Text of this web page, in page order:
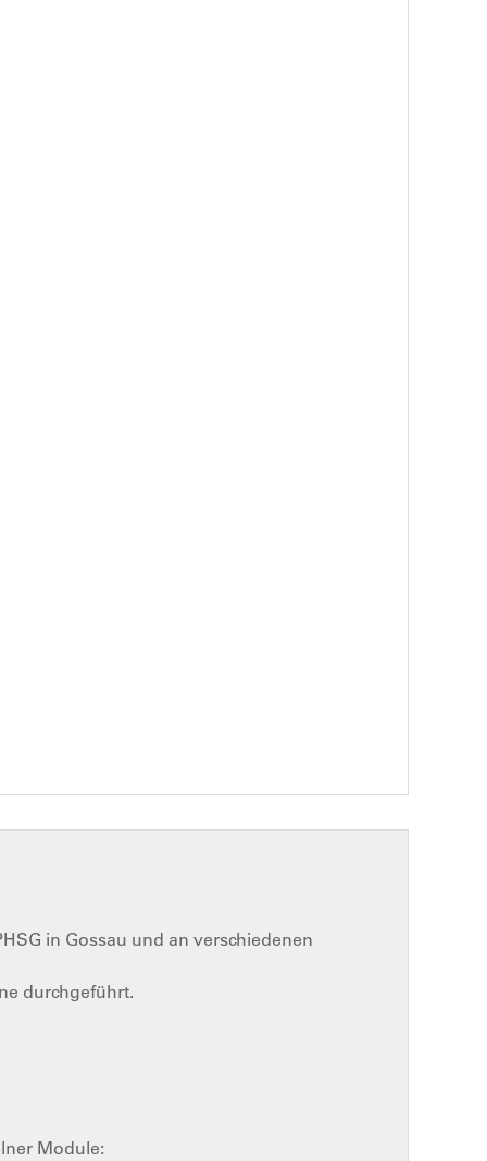
in Gossau und an verschiedenen
durchgeführt.
Module: